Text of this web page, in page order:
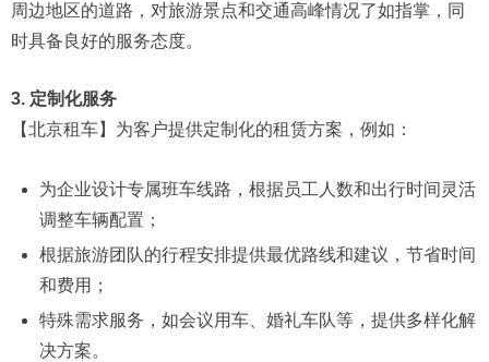
周边地区的道路，对旅游景点和交通高峰情况了如指掌，同
时具备良好的服务态度。
3. 定制化服务
【北京租车】为客户提供定制化的租赁方案，例如：
为企业设计专属班车线路，根据员工人数和出行时间灵活
调整车辆配置；
根据旅游团队的行程安排提供最优路线和建议，节省时间
和费用；
特殊需求服务，如会议用车、婚礼车队等，提供多样化解
决方案。